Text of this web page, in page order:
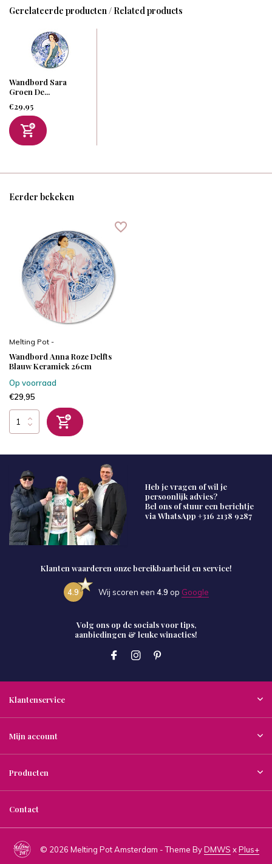
Gerelateerde producten / Related products
Wandbord Sara
Groen De...
€29,95
Eerder bekeken
Melting Pot -
Wandbord Anna Roze Delfts
Blauw Keramiek 26cm
Op voorraad
€29,95
Heb je vragen of wil je
persoonlijk advies?
Bel ons of stuur een berichtje
via WhatsApp +316 2138 9287
Klanten waarderen onze bereikbaarheid en service!
4.9 Wij scoren een 4.9 op Google
Volg ons op de socials voor tips,
aanbiedingen & leuke winacties!
Klantenservice
Mijn account
Producten
Contact
© 2026 Melting Pot Amsterdam - Theme ByDMWS xPlus+